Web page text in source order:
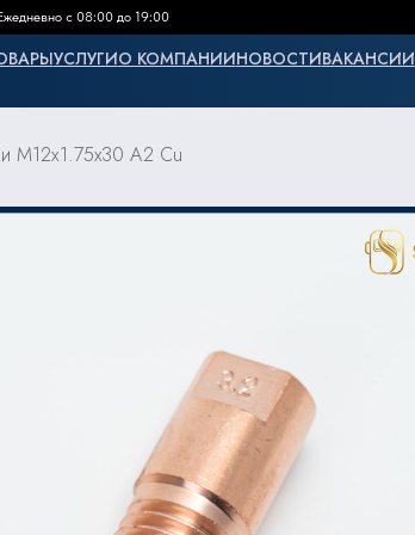
с 08:00 до 19:00
УСЛУГИО КОМПАНИИНОВОСТИВАКАНСИИ
M12х1.75x30 А2 Cu